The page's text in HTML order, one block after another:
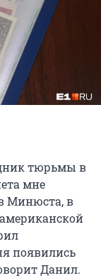
тюрьмы в
мне
Минюста, в
появились
Данил.